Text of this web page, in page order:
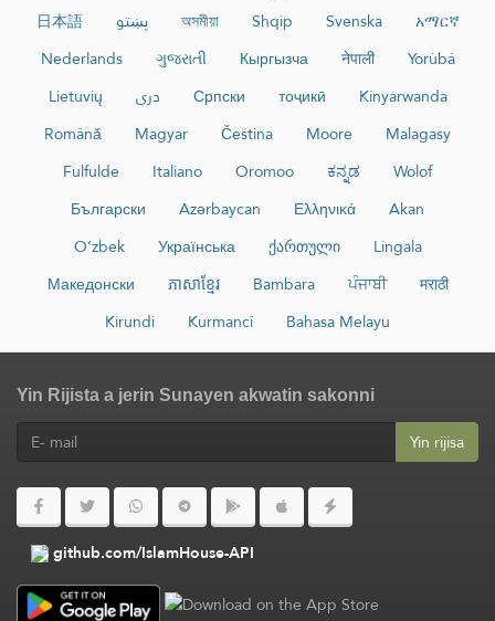
日本語
پښتو অসমীয়া Shqip Svenska
አማርኛ
Nederlands
ગુજરાતી Кыргызча नेपाली
Yorùbá
Lietuvių
دری Српски тоҷикӣ
Kinyarwanda
Română
Magyar Čeština Moore
Malagasy
Fulfulde
Italiano Oromoo ಕನ್ನಡ
Wolof
Български
Azərbaycan Ελληνικά
Akan
O‘zbek
Українська ქართული
Lingala
Македонски
ភាសាខ្មែរ Bambara ਪੰਜਾਬੀ
मराठी
Kirundi
Kurmancî Bahasa Melayu
Yin Rijista a jerin Sunayen akwatin sakonni
Yin rijisa
github.com/IslamHouse-API